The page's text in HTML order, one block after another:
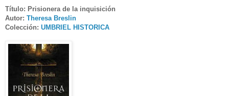
Título: Prisionera de la inquisición
Autor: Theresa Breslin
Colección: UMBRIEL HISTORICA